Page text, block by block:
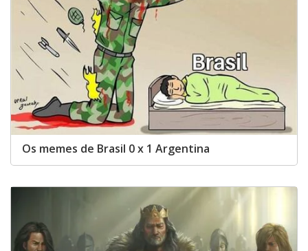
Os memes de Brasil 0 x 1 Argentina